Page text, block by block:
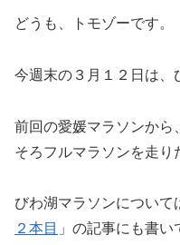
どうも、トモゾーです。
今週末の３月１２日は、
前回の愛媛マラソンから
そろフルマラソンを走
びわ湖マラソンについて
２本目 」の記事にも書